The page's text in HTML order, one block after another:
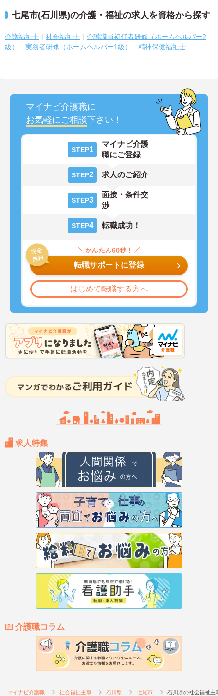
七尾市(石川県)の介護・福祉の求人を資格から探す
介護福祉士 社会福祉士
介護職員初任者研修（ホームヘルパー2
級）
実務者研修（ホームヘルパー1級） 精神保健福祉士
マイナビ介護職に
お気軽にご相談下さい！
STEP1
マイナビ介護
職にご登録
STEP2 求人のご紹介
STEP3
面接・条件交
渉
STEP4 転職成功！
転職サポートに登録
はじめて転職する方へ
求人特集
介護職コラム
マイナビ介護職 社会福祉主事 石川県 七尾市 石川県の社会福祉主